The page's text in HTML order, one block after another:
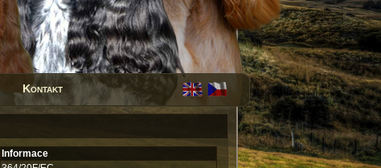
Kontakt
Informace